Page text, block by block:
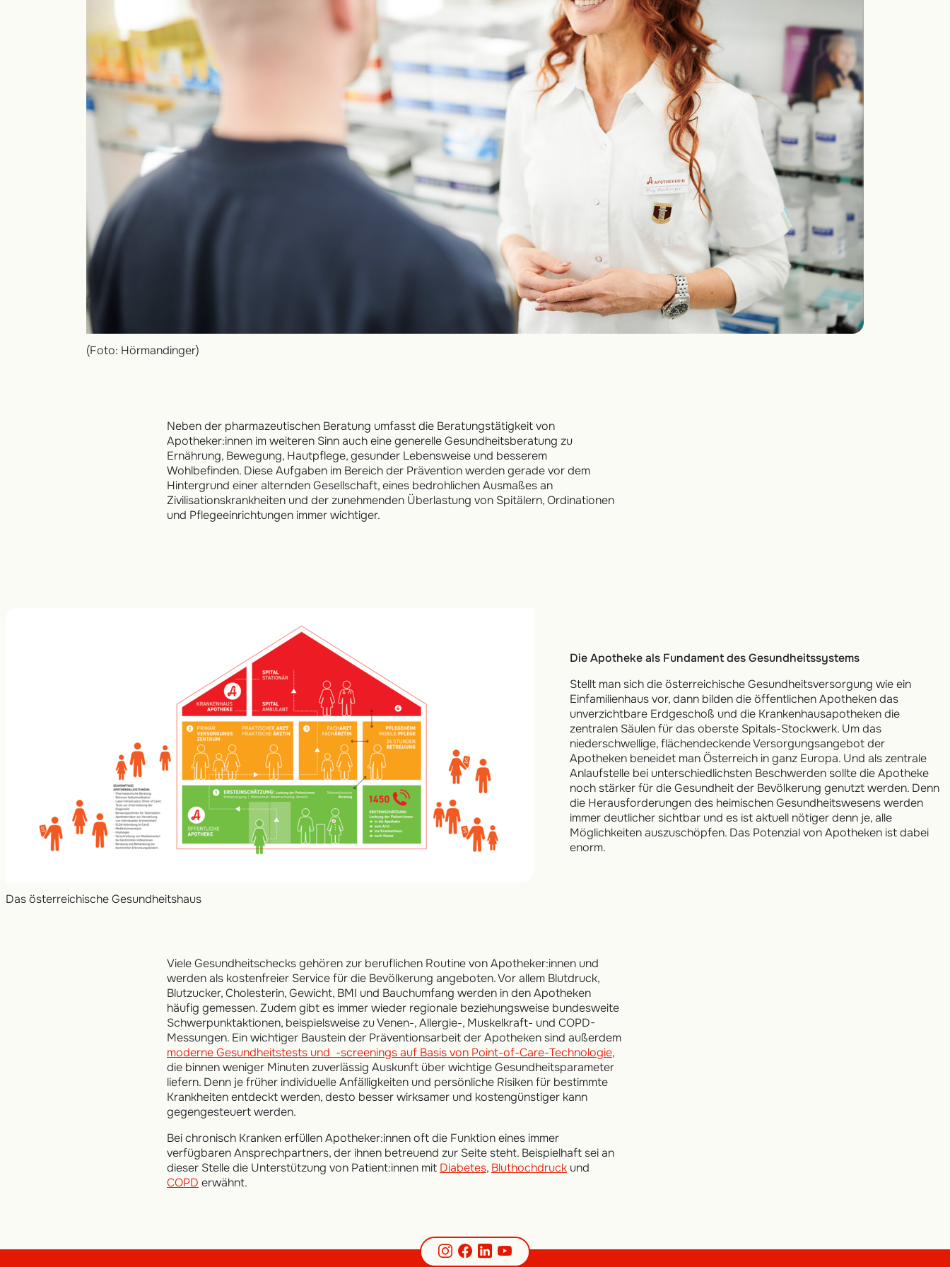
(Foto: Hörmandinger)
Neben der pharmazeutischen Beratung umfasst die Beratungstätigkeit von
Apotheker:innen im weiteren Sinn auch eine generelle Gesundheitsberatung zu
Ernährung, Bewegung, Hautpflege, gesunder Lebensweise und besserem
Wohlbefinden. Diese Aufgaben im Bereich der Prävention werden gerade vor dem
Hintergrund einer alternden Gesellschaft, eines bedrohlichen Ausmaßes an
Zivilisationskrankheiten und der zunehmenden Überlastung von Spitälern, Ordinationen
und Pflegeeinrichtungen immer wichtiger.
Das österreichische Gesundheitshaus
Die Apotheke als Fundament des Gesundheitssystems
Stellt man sich die österreichische Gesundheitsversorgung wie ein
Einfamilienhaus vor, dann bilden die öffentlichen Apotheken das
unverzichtbare Erdgeschoß und die Krankenhausapotheken die
zentralen Säulen für das oberste Spitals-Stockwerk. Um das
niederschwellige, flächendeckende Versorgungsangebot der
Apotheken beneidet man Österreich in ganz Europa. Und als zentrale
Anlaufstelle bei unterschiedlichsten Beschwerden sollte die Apotheke
noch stärker für die Gesundheit der Bevölkerung genutzt werden. Denn
die Herausforderungen des heimischen Gesundheitswesens werden
immer deutlicher sichtbar und es ist aktuell nötiger denn je, alle
Möglichkeiten auszuschöpfen. Das Potenzial von Apotheken ist dabei
enorm.
Viele Gesundheitschecks gehören zur beruflichen Routine von Apotheker:innen und
werden als kostenfreier Service für die Bevölkerung angeboten. Vor allem Blutdruck,
Blutzucker, Cholesterin, Gewicht, BMI und Bauchumfang werden in den Apotheken
häufig gemessen. Zudem gibt es immer wieder regionale beziehungsweise bundesweite
Schwerpunktaktionen, beispielsweise zu Venen-, Allergie-, Muskelkraft- und COPD-
Messungen. Ein wichtiger Baustein der Präventionsarbeit der Apotheken sind außerdem
moderne Gesundheitstests und -screenings auf Basis von Point-of-Care-Technologie,
die binnen weniger Minuten zuverlässig Auskunft über wichtige Gesundheitsparameter
liefern. Denn je früher individuelle Anfälligkeiten und persönliche Risiken für bestimmte
Krankheiten entdeckt werden, desto besser wirksamer und kostengünstiger kann
gegengesteuert werden.
Bei chronisch Kranken erfüllen Apotheker:innen oft die Funktion eines immer
verfügbaren Ansprechpartners, der ihnen betreuend zur Seite steht. Beispielhaft sei an
dieser Stelle die Unterstützung von Patient:innen mit Diabetes, Bluthochdruck und
COPD erwähnt.
Instagram
Facebook
LinkedIn
YouTube